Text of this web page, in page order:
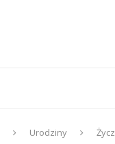
Urodziny